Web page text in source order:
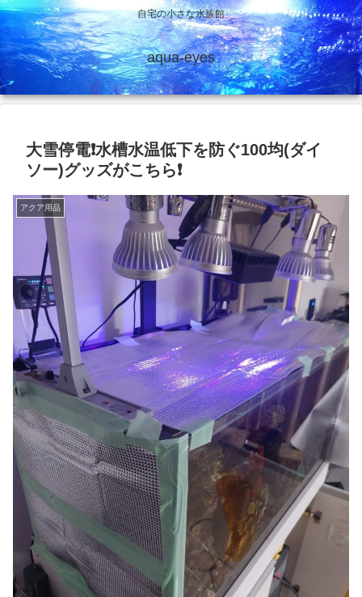
自宅の小さな水族館
aqua-eyes
大雪停電❗水槽水温低下を防ぐ100均(ダイ
ソー)グッズがこちら❗
アクア用品